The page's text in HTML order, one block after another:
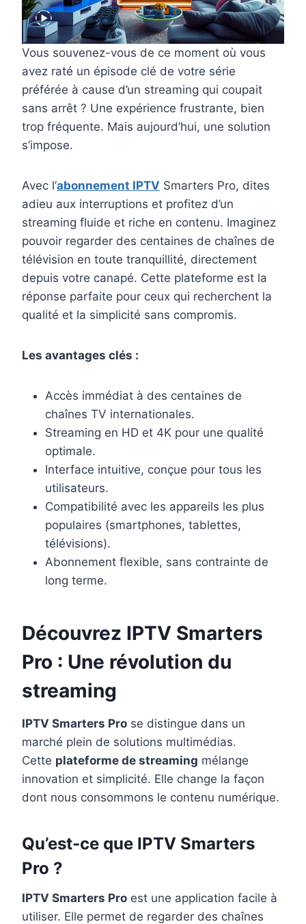
Vous souvenez-vous de ce moment où vous
avez raté un épisode clé de votre série
préférée à cause d’un streaming qui coupait
sans arrêt ? Une expérience frustrante, bien
trop fréquente. Mais aujourd’hui, une solution
s’impose.
Avec l’abonnement IPTV Smarters Pro, dites
adieu aux interruptions et profitez d’un
streaming fluide et riche en contenu. Imaginez
pouvoir regarder des centaines de chaînes de
télévision en toute tranquillité, directement
depuis votre canapé. Cette plateforme est la
réponse parfaite pour ceux qui recherchent la
qualité et la simplicité sans compromis.
Les avantages clés :
Accès immédiat à des centaines de
chaînes TV internationales.
Streaming en HD et 4K pour une qualité
optimale.
Interface intuitive, conçue pour tous les
utilisateurs.
Compatibilité avec les appareils les plus
populaires (smartphones, tablettes,
télévisions).
Abonnement flexible, sans contrainte de
long terme.
Découvrez IPTV Smarters
Pro : Une révolution du
streaming
IPTV Smarters Pro se distingue dans un
marché plein de solutions multimédias.
Cette plateforme de streaming mélange
innovation et simplicité. Elle change la façon
dont nous consommons le contenu numérique.
Qu’est-ce que IPTV Smarters
Pro ?
IPTV Smarters Pro est une application facile à
utiliser. Elle permet de regarder des chaînes